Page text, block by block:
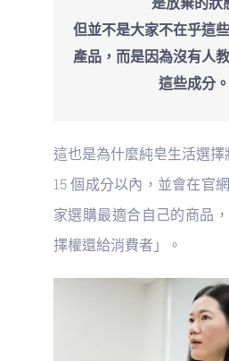
但並不是大家不在乎這
產品，而是因為沒有人
這些成分。
這也是為什麼純皂生活選擇
15 個成分以內，並會在官
家選購最適合自己的商品
擇權還給消費者」。